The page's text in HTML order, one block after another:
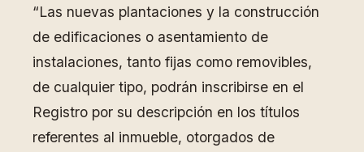
“Las nuevas plantaciones y la construcción
de edificaciones o asentamiento de
instalaciones, tanto fijas como removibles,
de cualquier tipo, podrán inscribirse en el
Registro por su descripción en los títulos
referentes al inmueble, otorgados de